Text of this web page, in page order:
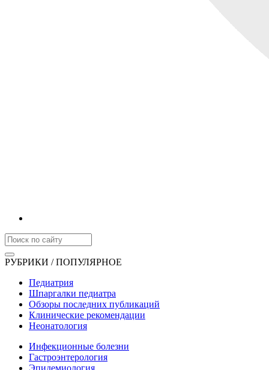
РУБРИКИ / ПОПУЛЯРНОЕ
Педиатрия
Шпаргалки педиатра
Обзоры последних публикаций
Клинические рекомендации
Неонатология
Инфекционные болезни
Гастроэнтерология
Эпидемиология